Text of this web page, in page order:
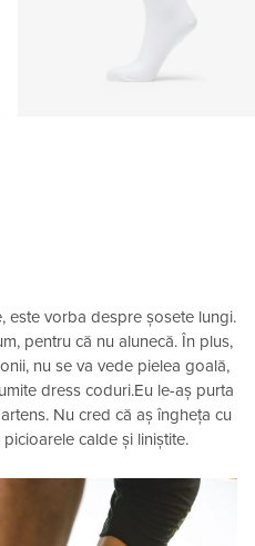
este vorba despre șosete lungi.
pentru că nu alunecă. În plus,
nu se va vede pielea goală,
dress coduri.Eu le-aș purta
Nu cred că aș îngheța cu
calde și liniștite.